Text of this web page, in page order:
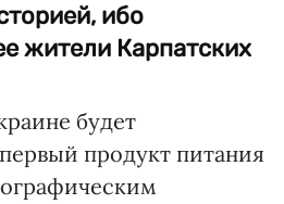
ибо
жители Карпатских
будет
продукт питания